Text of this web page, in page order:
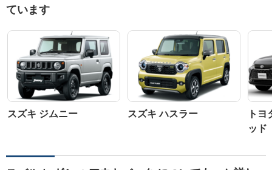
ています
スズキ ジムニー スズキ ハスラー
ト
ッド